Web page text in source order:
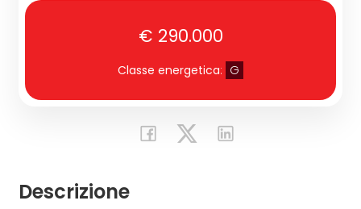
€ 290.000
Classe energetica: G
Descrizione
Prezzo